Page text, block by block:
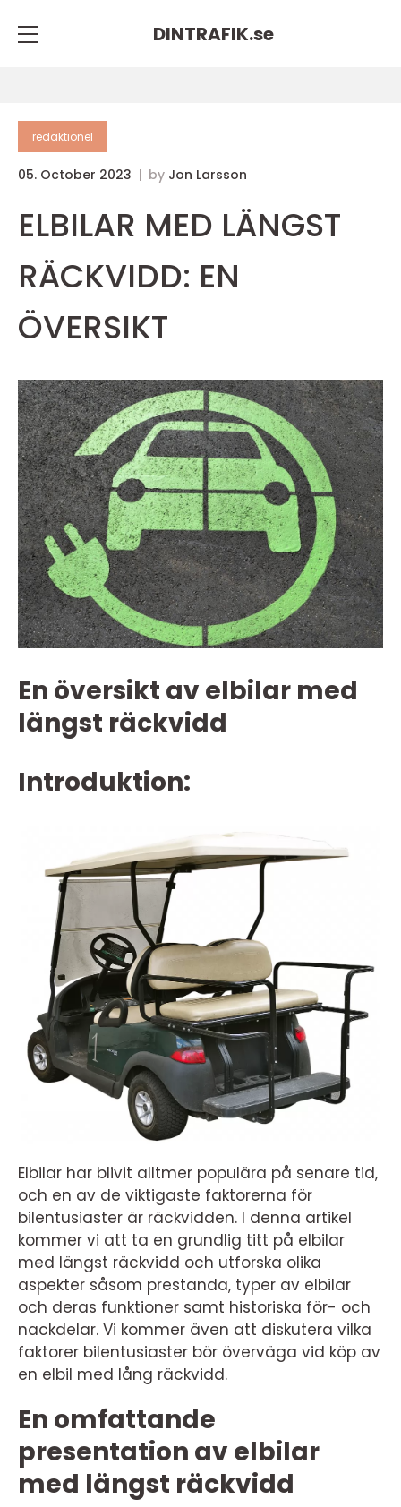
DINTRAFIK.se
redaktionel
05. October 2023 by Jon Larsson
ELBILAR MED LÄNGST
RÄCKVIDD: EN
ÖVERSIKT
En översikt av elbilar med
längst räckvidd
Introduktion:
Elbilar har blivit alltmer populära på senare tid,
och en av de viktigaste faktorerna för
bilentusiaster är räckvidden. I denna artikel
kommer vi att ta en grundlig titt på elbilar
med längst räckvidd och utforska olika
aspekter såsom prestanda, typer av elbilar
och deras funktioner samt historiska för- och
nackdelar. Vi kommer även att diskutera vilka
faktorer bilentusiaster bör överväga vid köp av
en elbil med lång räckvidd.
En omfattande
presentation av elbilar
med längst räckvidd